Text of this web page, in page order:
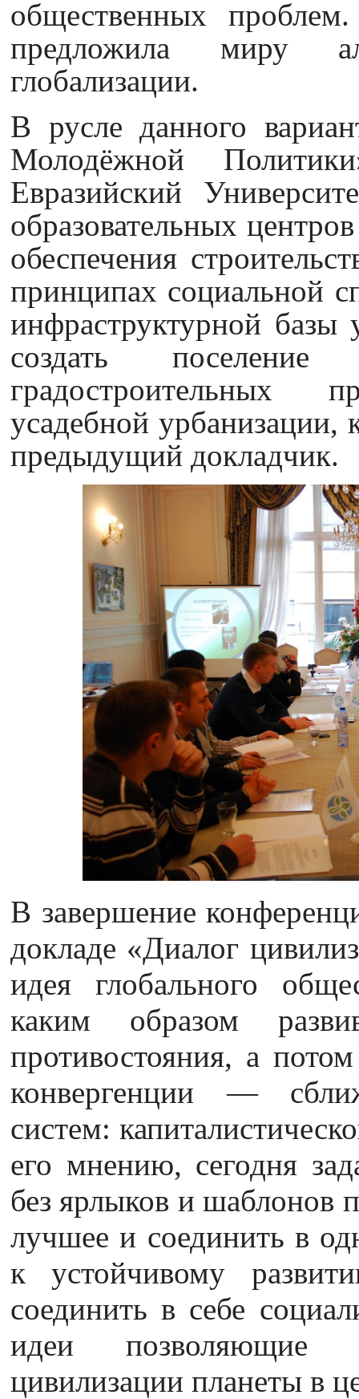
общественных
предложила миру
глобализации.
В русле данного
Молодёжной
Евразийский
образовательных
обеспечения
принципах социальной
инфраструктурной базы
создать
градостроительных
усадебной урбанизации,
предыдущий докладчик.
В завершение
докладе «Диалог
идея глобального
каким образом
противостояния, а
конвергенции —
систем:
его мнению, сегодня
без ярлыков и шаблонов
лучшее и соединить в
к устойчивому
соединить в себе
идеи позволяющие
цивилизации планеты в